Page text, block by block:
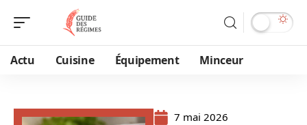
Actu Cuisine Équipement Minceur
7 mai 2026